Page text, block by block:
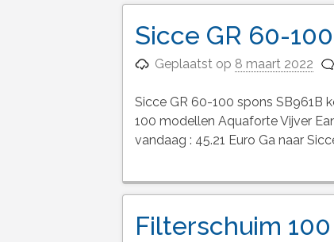
Sicce GR 60-
Geplaatst op 8 maart 2022
Sicce GR 60-100 spons SB961B
100 modellen Aquaforte Vijver
vandaag : 45.21 Euro Ga naar
Filterschuim